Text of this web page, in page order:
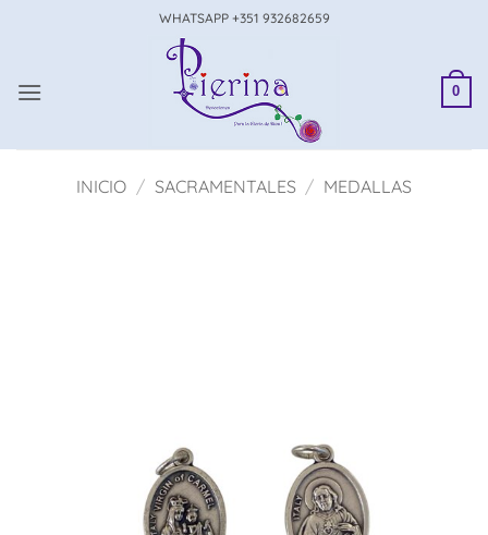
WHATSAPP +351 932682659
0
INICIO / SACRAMENTALES / MEDALLAS